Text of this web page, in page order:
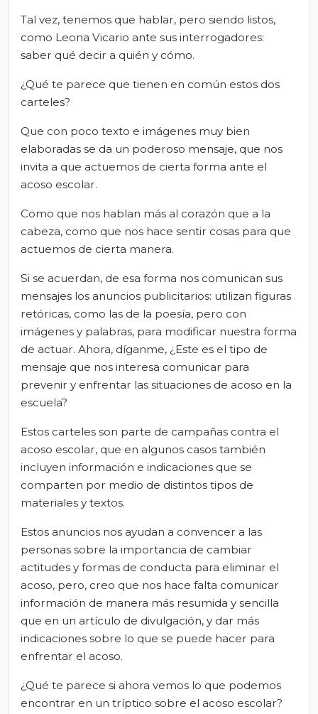
Tal vez, tenemos que hablar, pero siendo listos,
como Leona Vicario ante sus interrogadores:
saber qué decir a quién y cómo.
¿Qué te parece que tienen en común estos dos
carteles?
Que con poco texto e imágenes muy bien
elaboradas se da un poderoso mensaje, que nos
invita a que actuemos de cierta forma ante el
acoso escolar.
Como que nos hablan más al corazón que a la
cabeza, como que nos hace sentir cosas para que
actuemos de cierta manera.
Si se acuerdan, de esa forma nos comunican sus
mensajes los anuncios publicitarios: utilizan figuras
retóricas, como las de la poesía, pero con
imágenes y palabras, para modificar nuestra forma
de actuar. Ahora, díganme, ¿Este es el tipo de
mensaje que nos interesa comunicar para
prevenir y enfrentar las situaciones de acoso en la
escuela?
Estos carteles son parte de campañas contra el
acoso escolar, que en algunos casos también
incluyen información e indicaciones que se
comparten por medio de distintos tipos de
materiales y textos.
Estos anuncios nos ayudan a convencer a las
personas sobre la importancia de cambiar
actitudes y formas de conducta para eliminar el
acoso, pero, creo que nos hace falta comunicar
información de manera más resumida y sencilla
que en un artículo de divulgación, y dar más
indicaciones sobre lo que se puede hacer para
enfrentar el acoso.
¿Qué te parece si ahora vemos lo que podemos
encontrar en un tríptico sobre el acoso escolar?